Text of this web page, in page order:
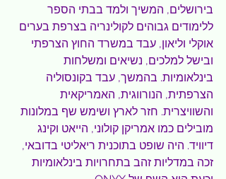
בירושלים, המשיך ולמד בבתי הספר
ללימודים גבוהים לקולינריה בצרפת בערים
אוקלי וליאון, עבד במשרד החוץ הצרפתי
ובישל למלכים, נשיאים ומשלחות
בינלאומיות. בהמשך, עבד בקונסוליה
הצרפתית, הנורווגית, האמריקאית
והשוויצרית. חזר לארץ ושימש שף במלונות
מובילים כמו אמריקן קולוני, הייאט וקינג
דיוויד. היה שופט בתוכנית ריאליטי בדובאי,
זכה במדליות זהב בתחרויות בינלאומיות